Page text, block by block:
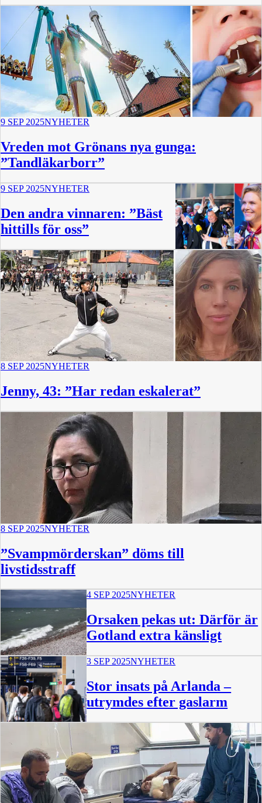
9 SEP 2025NYHETER
Vreden mot Grönans nya gunga:
”Tandläkarborr”
9 SEP 2025NYHETER
Den andra vinnaren: ”Bäst
hittills för oss”
8 SEP 2025NYHETER
Jenny, 43: ”Har redan eskalerat”
8 SEP 2025NYHETER
”Svampmörderskan” döms till
livstidsstraff
4 SEP 2025NYHETER
Orsaken pekas ut: Därför är
Gotland extra känsligt
3 SEP 2025NYHETER
Stor insats på Arlanda –
utrymdes efter gaslarm